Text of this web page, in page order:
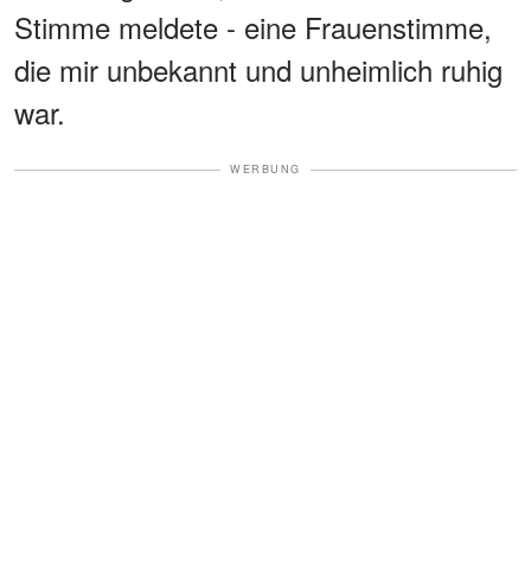
Stimme meldete - eine Frauenstimme,
die mir unbekannt und unheimlich ruhig
war.
WERBUNG